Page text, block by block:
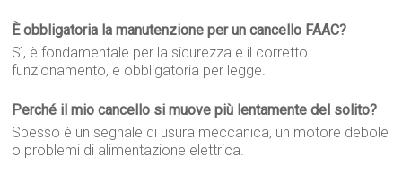
È obbligatoria la manutenzione per un cancello FAAC?
Sì, è fondamentale per la sicurezza e il corretto
funzionamento, e obbligatoria per legge.
Perché il mio cancello si muove più lentamente del solito?
Spesso è un segnale di usura meccanica, un motore debole
o problemi di alimentazione elettrica.